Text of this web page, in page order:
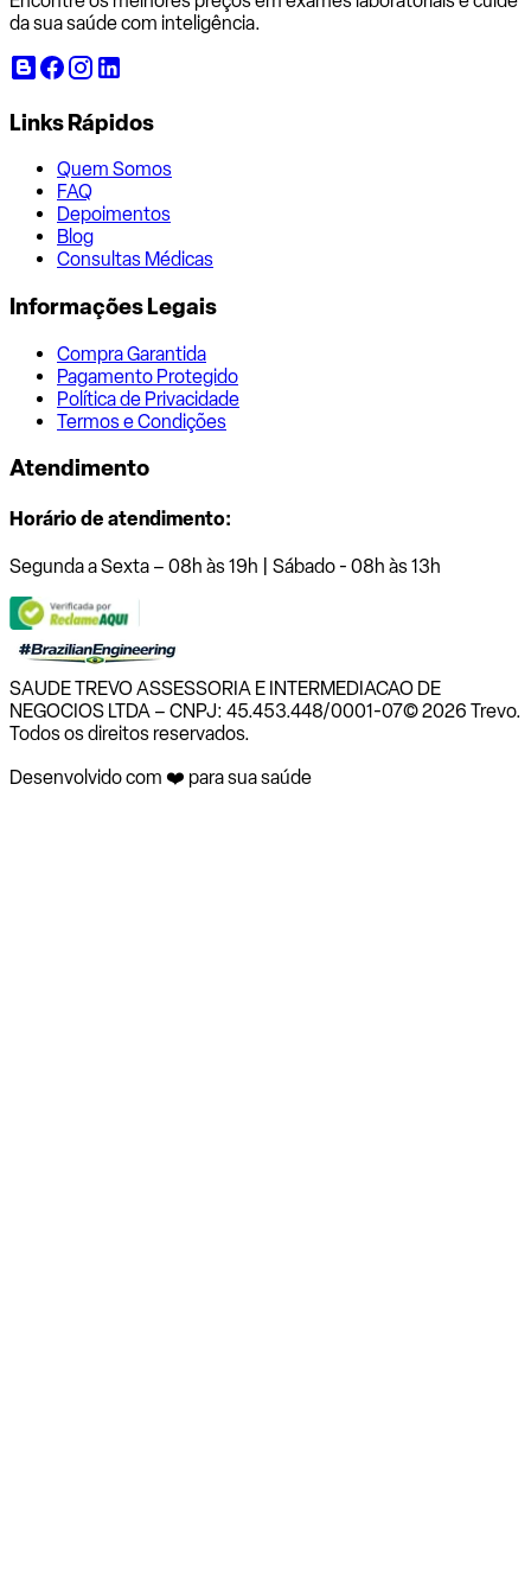
da sua saúde com inteligência.
Links Rápidos
Quem Somos
FAQ
Depoimentos
Blog
Consultas Médicas
Informações Legais
Compra Garantida
Pagamento Protegido
Política de Privacidade
Termos e Condições
Atendimento
Horário de atendimento:
Segunda a Sexta – 08h às 19h | Sábado - 08h às 13h
SAUDE TREVO ASSESSORIA E INTERMEDIACAO DE
NEGOCIOS LTDA – CNPJ: 45.453.448/0001-07© 2026 Trevo.
Todos os direitos reservados.
Desenvolvido com ❤️ para sua saúde